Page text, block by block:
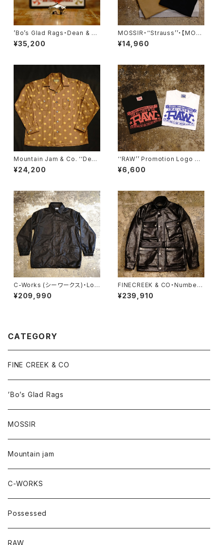
’Bo’s Glad Rags・Dean & C
ody’s Traveler’s Charm Pu
eblo Crafts Figured Sterlin
¥35,200
MOSSIR・‘‘Strauss’’・【MOS
W005】
¥14,960
Mountain Jam & Co. ‘‘Dea
l’’
¥24,200
‘‘RAW’’ Promotion Logo Te
e Shirt
¥6,600
C-Works (シーワークス)・Lo
mbardi【CWJK008】
¥209,990
FINECREEK & CO・Number.
7【ACCO002】
¥239,910
CATEGORY
FINE CREEK & CO
’Bo’s Glad Rags
MOSSIR
Mountain jam
C-WORKS
Possessed
RAW